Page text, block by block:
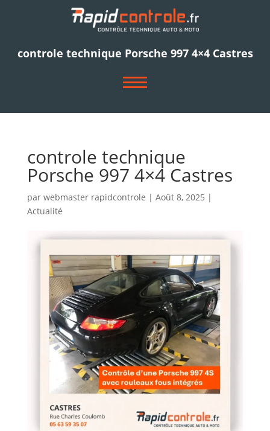
controle technique Porsche 997 4×4 Castres
VÉHICULES CONTRÔLÉS
NOUS RECRUTONS
controle technique
Porsche 997 4×4 Castres
par webmaster rapidcontrole | Août 8, 2025 |
Actualité